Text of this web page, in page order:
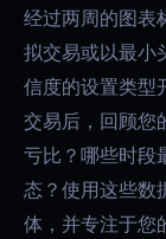
经过两周的图表
拟交易或以最小
信度的设置类型
交易后，回顾您
亏比？哪些时段
态？使用这些数
体，并专注于您